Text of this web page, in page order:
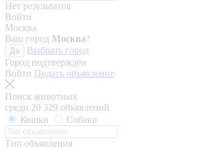
Нет результатов
Войти
Москва
Ваш город Москва?
Да
Выбрать город
Город подтверждён
Войти Подать объявление
Поиск животных
среди 20 329 объявлений
Кошки
Собаки
Тип объявления